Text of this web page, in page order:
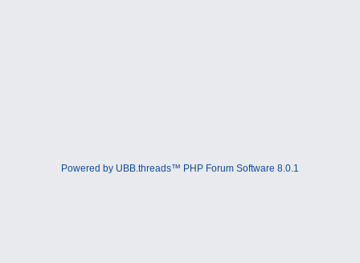
Powered by UBB.threads™ PHP Forum Software 8.0.1